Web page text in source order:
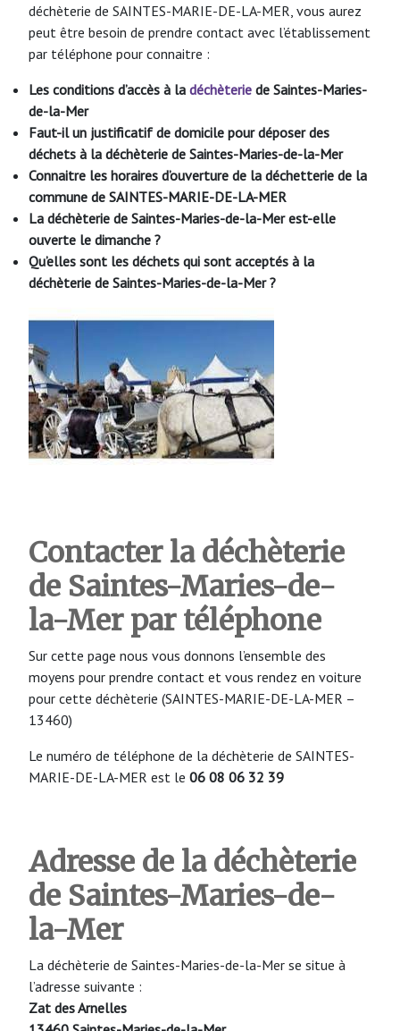
déchèterie de SAINTES-MARIE-DE-LA-MER, vous aurez
peut être besoin de prendre contact avec l’établissement
par téléphone pour connaitre :
Les conditions d’accès à la déchèterie de Saintes-Maries-
de-la-Mer
Faut-il un justificatif de domicile pour déposer des
déchets à la déchèterie de Saintes-Maries-de-la-Mer
Connaitre les horaires d’ouverture de la déchetterie de la
commune de SAINTES-MARIE-DE-LA-MER
La déchèterie de Saintes-Maries-de-la-Mer est-elle
ouverte le dimanche ?
Qu’elles sont les déchets qui sont acceptés à la
déchèterie de Saintes-Maries-de-la-Mer ?
Contacter la déchèterie
de Saintes-Maries-de-
la-Mer par téléphone
Sur cette page nous vous donnons l’ensemble des
moyens pour prendre contact et vous rendez en voiture
pour cette déchèterie (SAINTES-MARIE-DE-LA-MER –
13460)
Le numéro de téléphone de la déchèterie de SAINTES-
MARIE-DE-LA-MER est le 06 08 06 32 39
Adresse de la déchèterie
de Saintes-Maries-de-
la-Mer
La déchèterie de Saintes-Maries-de-la-Mer se situe à
l’adresse suivante :
Zat des Arnelles